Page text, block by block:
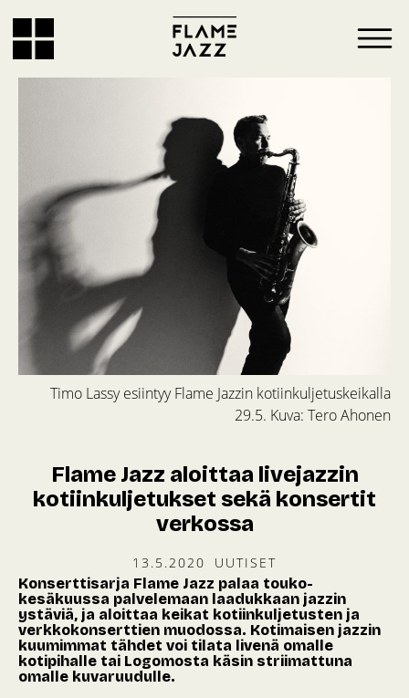
Timo Lassy esiintyy Flame Jazzin kotiinkuljetuskeikalla
29.5. Kuva: Tero Ahonen
Flame Jazz aloittaa livejazzin
kotiinkuljetukset sekä konsertit
verkossa
13.5.2020 UUTISET
Konserttisarja Flame Jazz palaa touko-
kesäkuussa palvelemaan laadukkaan jazzin
ystäviä, ja aloittaa keikat kotiinkuljetusten ja
verkkokonserttien muodossa. Kotimaisen jazzin
kuumimmat tähdet voi tilata livenä omalle
kotipihalle tai Logomosta käsin striimattuna
omalle kuvaruudulle.